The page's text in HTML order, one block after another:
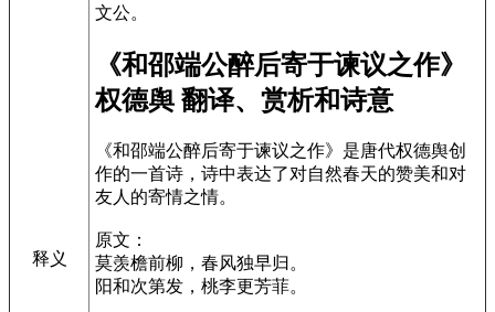
释义
文公。
《和邵端公醉后寄于谏议之作》
权德舆 翻译、赏析和诗意
《和邵端公醉后寄于谏议之作》是唐代权德舆创
作的一首诗，诗中表达了对自然春天的赞美和对
友人的寄情之情。
原文：
莫羡檐前柳，春风独早归。
阳和次第发，桃李更芳菲。